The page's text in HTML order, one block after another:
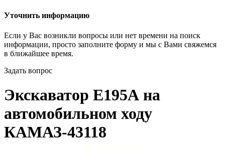
Уточнить информацию
Если у Вас возникли вопросы или нет времени на поиск
информации, просто заполните форму и мы с Вами свяжемся
в ближайшее время.
Задать вопрос
Экскаватор E195А на
автомобильном ходу
КАМАЗ-43118